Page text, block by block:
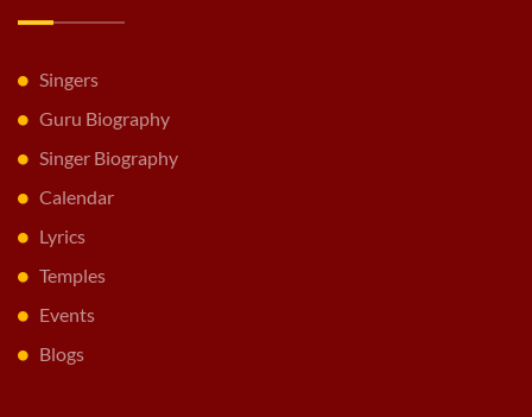
Singers
Guru Biography
Singer Biography
Calendar
Lyrics
Temples
Events
Blogs